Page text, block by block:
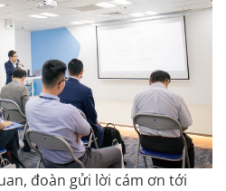
đoàn gửi lời cám ơn tới